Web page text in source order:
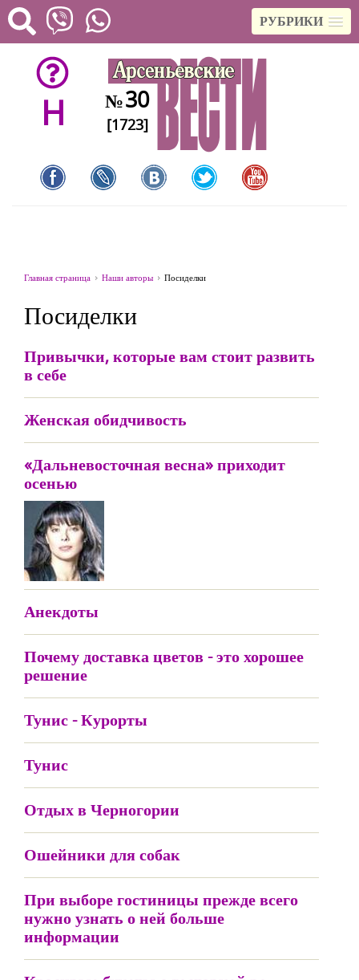
РУБРИКИ
H №30
[1723]
Главная страница Наши авторы Посиделки
Посиделки
Привычки, которые вам стоит развить
в себе
Женская обидчивость
«Дальневосточная весна» приходит
осенью
Анекдоты
Почему доставка цветов - это хорошее
решение
Тунис - Курорты
Тунис
Отдых в Черногории
Ошейники для собак
При выборе гостиницы прежде всего
нужно узнать о ней больше
информации